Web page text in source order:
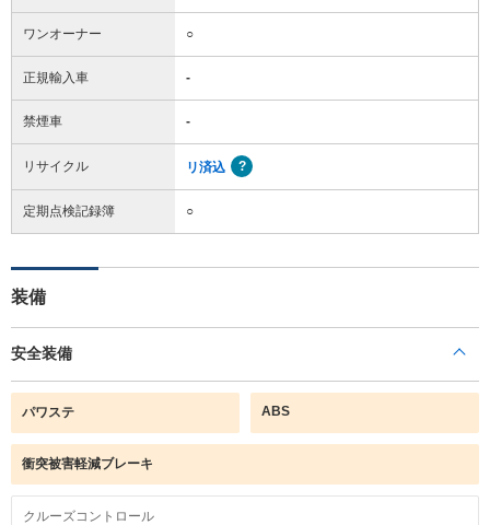
ワンオーナー ○
正規輸入車 -
禁煙車 -
リサイクル リ済込
定期点検記録簿 ○
装備
安全装備
パワステ ABS
衝突被害軽減ブレーキ
クルーズコントロール